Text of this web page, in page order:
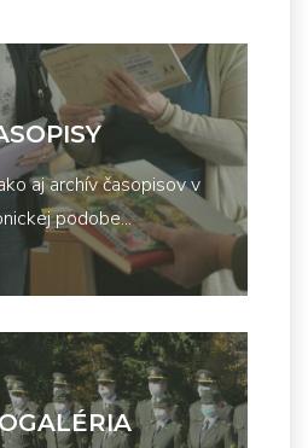
aj archív časopisov v
podobe...